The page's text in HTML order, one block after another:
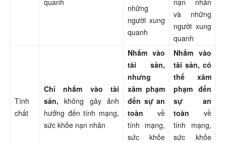
những
người xung
quanh
và những
người xung
quanh
Tính
chất
Chỉ nhắm vào tài
sản, không gây ảnh
hưởng đến tính mạng,
sức khỏe nạn nhân
Nhắm vào
tài sản,
nhưng
xâm phạm
đến sự an
toàn về
tính mạng,
sức khỏe
Nhắm vào
tài sản, có
thể xâm
phạm đến
sự an
toàn về
tính mạng,
sức khỏe